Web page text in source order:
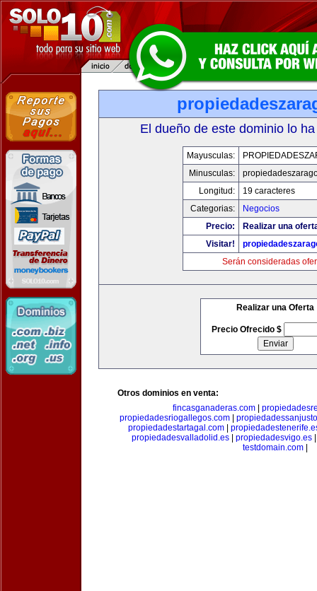
El dueño de este dominio lo
Mayusculas:
Minusculas:
Longitud:
19 caracteres
Categorias:
Negocios
Precio:
Realizar una
Visitar!
Serán consideradas
Realizar una Oferta
Precio Ofrecido $
Otros dominios en venta:
fincasganaderas.com|
propiedadesriogallegos.com|
propiedadestartagal.com|
propiedadesvalladolid.es
propiedadesvigo.es
testdomain.com